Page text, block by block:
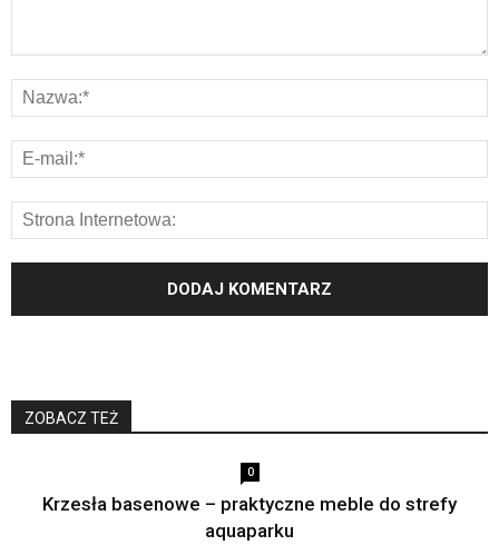
ZOBACZ TEŻ
0
Krzesła basenowe – praktyczne meble do strefy
aquaparku